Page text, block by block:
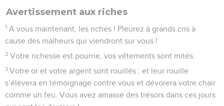
multitude de péchés.
© Société biblique française – Bibli’O, 1978, avec autorisation. Pour vous procurer
une Bible imprimée, rendez-vous sur www.editionsbiblio.fr
1 Pierre Introduction